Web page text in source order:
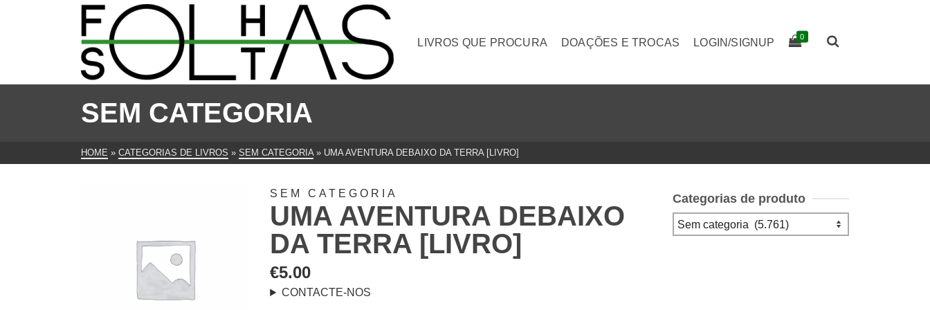
LIVROS QUE PROCURA DOAÇÕES E TROCAS LOGIN/SIGNUP 0
SEM CATEGORIA
HOME » CATEGORIAS DE LIVROS » SEM CATEGORIA » UMA AVENTURA DEBAIXO DA TERRA [LIVRO]
SEM CATEGORIA
UMA AVENTURA DEBAIXO
DA TERRA [LIVRO]
€5.00
CONTACTE-NOS
Categorias de produto